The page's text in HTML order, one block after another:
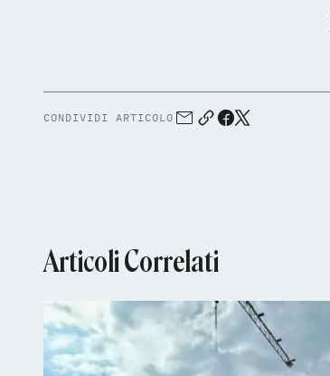
CONDIVIDI ARTICOLO
Articoli Correlati